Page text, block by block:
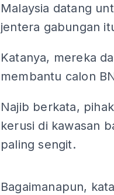
Malaysia datang
jentera gabungan
Katanya, mereka
membantu calon
Najib berkata,
kerusi di kawasan
paling sengit.
Bagaimanapun,